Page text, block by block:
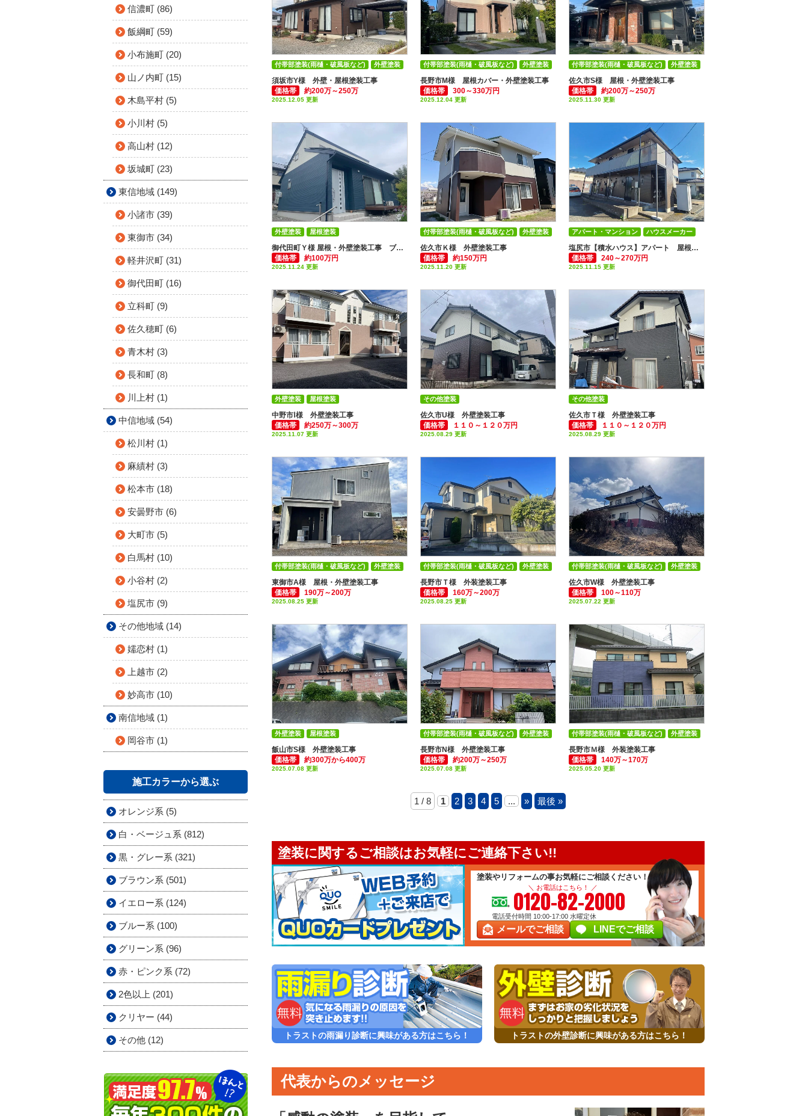
須坂市Y様 外壁・屋根塗装工事
価格帯
約200万～250万
2025.12.05 更新
付帯部塗装(雨樋・破風板など)
外壁塗装
屋根塗装
長野市M様 屋根カバー・外壁塗装工事
価格帯
300～330万円
2025.12.04 更新
付帯部塗装(雨樋・破風板など)
外壁塗装
屋根張替え・屋根カバー
佐久市S様 屋根・外壁塗装工事
価格帯
約200万～250万
2025.11.30 更新
付帯部塗装(雨樋・破風板など)
外壁塗装
屋根塗装
御代田町Ｙ様 屋根・外壁塗装工事 ブルー×ホワイトのツートン事例
価格帯
約100万円
2025.11.24 更新
外壁塗装 屋根塗装
佐久市Ｋ様 外壁塗装工事
価格帯
約150万円
2025.11.20 更新
付帯部塗装(雨樋・破風板など) 外壁塗装
塩尻市【積水ハウス】アパート 屋根・外壁塗装工事
価格帯
240～270万円
2025.11.15 更新
アパート・マンション
ハウスメーカー
外壁塗装
屋根塗装
中野市Ⅰ様 外壁塗装工事
価格帯
約250万～300万
2025.11.07 更新
外壁塗装 屋根塗装
佐久市U様 外壁塗装工事
価格帯
１１０～１２０万円
2025.08.29 更新
その他塗装
付帯部塗装(雨樋・破風板など)
佐久市Ｔ様 外壁塗装工事
価格帯
１１０～１２０万円
2025.08.29 更新
その他塗装
付帯部塗装(雨樋・破風板など)
東御市A様 屋根・外壁塗装工事
価格帯
190万～200万
2025.08.25 更新
付帯部塗装(雨樋・破風板など)
外壁塗装
屋根塗装
長野市Ｔ様 外装塗装工事
価格帯
160万～200万
2025.08.25 更新
付帯部塗装(雨樋・破風板など)
外壁塗装
屋根塗装
佐久市W様 外壁塗装工事
価格帯
100～110万
2025.07.22 更新
付帯部塗装(雨樋・破風板など) 外壁塗装
飯山市S様 外壁塗装工事
価格帯
約300万から400万
2025.07.08 更新
外壁塗装 屋根塗装
長野市N様 外壁塗装工事
価格帯
約200万～250万
2025.07.08 更新
付帯部塗装(雨樋・破風板など) 外壁塗装
長野市Ｍ様 外装塗装工事
価格帯
140万～170万
2025.05.20 更新
付帯部塗装(雨樋・破風板など) 外壁塗装
1 / 8 1 2 3 4 5 ... » 最後 »
塗装に関するご相談はお気軽にご連絡下さい!!
塗装やリフォームの事お気軽にご相談ください！
＼ お電話はこちら！ ／
0120-82-2000
電話受付時間 10:00-17:00 水曜定休
メールでご相談 LINEでご相談
トラストの雨漏り診断に興味がある方はこちら！ トラストの外壁診断に興味がある方はこちら！
代表からのメッセージ
信濃町 (86)
飯綱町 (59)
小布施町 (20)
山ノ内町 (15)
木島平村 (5)
小川村 (5)
高山村 (12)
坂城町 (23)
東信地域 (149)
小諸市 (39)
東御市 (34)
軽井沢町 (31)
御代田町 (16)
立科町 (9)
佐久穂町 (6)
青木村 (3)
長和町 (8)
川上村 (1)
中信地域 (54)
松川村 (1)
麻績村 (3)
松本市 (18)
安曇野市 (6)
大町市 (5)
白馬村 (10)
小谷村 (2)
塩尻市 (9)
その他地域 (14)
嬬恋村 (1)
上越市 (2)
妙高市 (10)
南信地域 (1)
岡谷市 (1)
施工カラーから選ぶ
オレンジ系 (5)
白・ベージュ系 (812)
黒・グレー系 (321)
ブラウン系 (501)
イエロー系 (124)
ブルー系 (100)
グリーン系 (96)
赤・ピンク系 (72)
2色以上 (201)
クリヤー (44)
その他 (12)